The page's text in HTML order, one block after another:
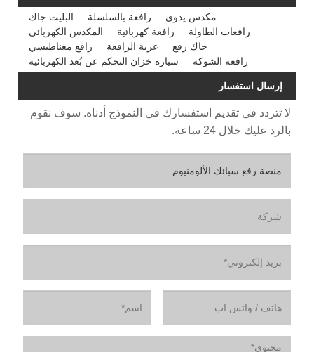
البليت جاك رافعة بالسلسلة
مكدس يدوي
المكدس الكهربائي
رافعة كهربائية
رافعات الطاولة
رافع مغناطيسي
عربة الرافعة
جاك رفع
سيارة خزان التحكم عن بُعد الكهربائية
رافعة الشوكة
إرسال استفسار
لا تتردد في تقديم استفسارك في النموذج أدناه. سوف نقوم
بالرد عليك خلال 24 ساعة.